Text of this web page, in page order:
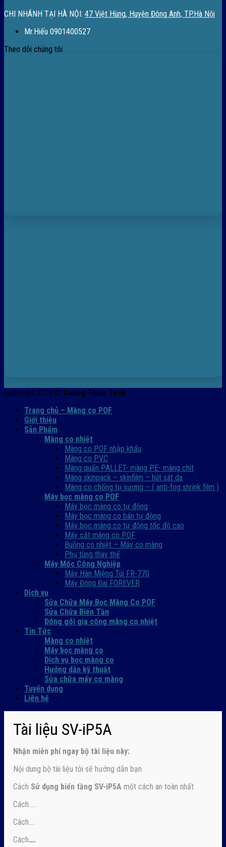
CHI NHÁNH TẠI HÀ NỘI: 47 Việt Hùng, Huyện Đông Anh, TP.Hà Nội
Mr.Hiếu 0901400527
Theo dõi chúng tôi
Copyright 2026 © Cường Thịnh Tech
Trang chủ – Màng co POF
Giới thiệu
Sản Phẩm
Màng co nhiệt
Màng co POF nhập khẩu
Màng co PVC
Màng quấn PALLET- màng PE- màng chit
Màng skinpack – skinfilm – hút sát da
Màng co chống tụ sương – ( anti-fog shrink film )
Máy bọc màng co POF
Máy bọc màng co tự động
Máy bọc màng co bán tự động
Máy bọc màng co tự động tốc độ cao
Máy cắt màng co POF
Buồng co nhiệt – Máy co màng
Phụ tùng thay thế
Máy Móc Công Nghiệp
Máy Hàn Miệng Túi FR-770
Máy Đóng Đai FOREVER
Dịch vụ
Sửa Chữa Máy Bọc Màng Co POF
Sửa Chữa Biến Tần
Đóng gói gia công màng co nhiệt
Tin Tức
Màng co nhiệt
Máy bọc màng co
Dich vụ bọc màng co
Hướng dẫn kỹ thuật
Sửa chữa máy co màng
Tuyển dụng
Liên hệ
Tài liệu SV-iP5A
Nhận miễn phí ngay bộ tài liệu này:
Nội dung bộ tài liệu tôi sẽ hướng dẫn bạn
Cách Sử dụng biến tầng SV-iP5A một cách an toàn nhất
Cách…..
Cách….
Cách….